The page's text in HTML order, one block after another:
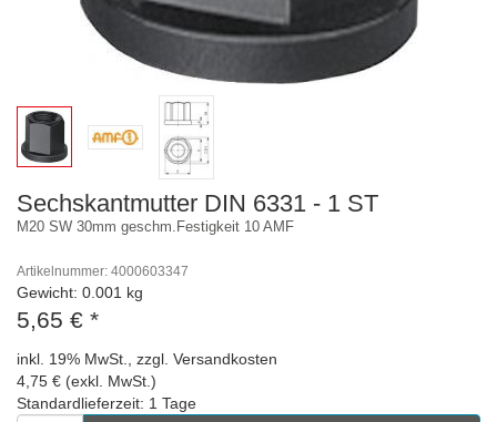
Sechskantmutter DIN 6331 - 1 ST
M20 SW 30mm geschm.Festigkeit 10 AMF
Artikelnummer: 4000603347
Gewicht: 0.001 kg
5,65 € *
inkl. 19% MwSt., zzgl. Versandkosten
4,75 € (exkl. MwSt.)
Standardlieferzeit: 1 Tage